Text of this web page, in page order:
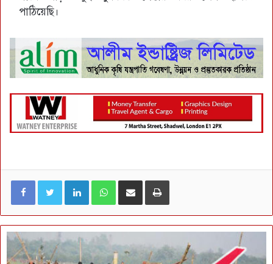
পাঠিয়েছি।
LinkedIn WhatsApp ই-মেইলে শেয়ার করুন